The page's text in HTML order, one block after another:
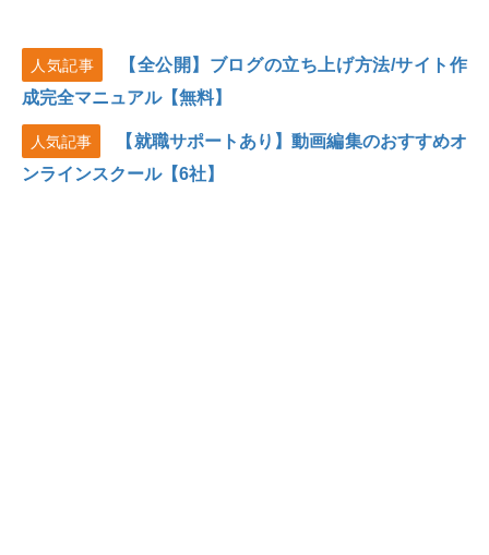
人気記事
【全公開】ブログの立ち上げ方法/サイト作
成完全マニュアル【無料】
人気記事
【就職サポートあり】動画編集のおすすめオ
ンラインスクール【6社】